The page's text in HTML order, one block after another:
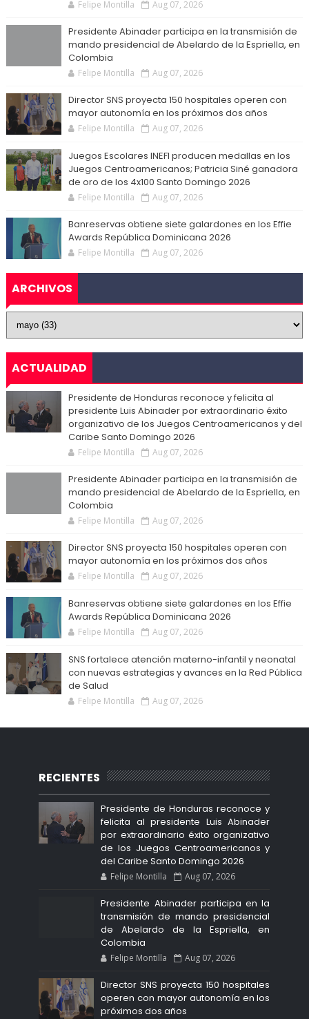
Felipe Montilla Aug 07, 2026
Presidente Abinader participa en la transmisión de
mando presidencial de Abelardo de la Espriella, en
Colombia
Felipe Montilla Aug 07, 2026
Director SNS proyecta 150 hospitales operen con
mayor autonomía en los próximos dos años
Felipe Montilla Aug 07, 2026
Juegos Escolares INEFI producen medallas en los
Juegos Centroamericanos; Patricia Siné ganadora
de oro de los 4x100 Santo Domingo 2026
Felipe Montilla Aug 07, 2026
Banreservas obtiene siete galardones en los Effie
Awards República Dominicana 2026
Felipe Montilla Aug 07, 2026
ARCHIVOS
ACTUALIDAD
Presidente de Honduras reconoce y felicita al
presidente Luis Abinader por extraordinario éxito
organizativo de los Juegos Centroamericanos y del
Caribe Santo Domingo 2026
Felipe Montilla Aug 07, 2026
Presidente Abinader participa en la transmisión de
mando presidencial de Abelardo de la Espriella, en
Colombia
Felipe Montilla Aug 07, 2026
Director SNS proyecta 150 hospitales operen con
mayor autonomía en los próximos dos años
Felipe Montilla Aug 07, 2026
Banreservas obtiene siete galardones en los Effie
Awards República Dominicana 2026
Felipe Montilla Aug 07, 2026
SNS fortalece atención materno-infantil y neonatal
con nuevas estrategias y avances en la Red Pública
de Salud
Felipe Montilla Aug 07, 2026
RECIENTES
Presidente de Honduras reconoce y
felicita al presidente Luis Abinader
por extraordinario éxito organizativo
de los Juegos Centroamericanos y
del Caribe Santo Domingo 2026
Felipe Montilla Aug 07, 2026
Presidente Abinader participa en la
transmisión de mando presidencial
de Abelardo de la Espriella, en
Colombia
Felipe Montilla Aug 07, 2026
Director SNS proyecta 150 hospitales
operen con mayor autonomía en los
próximos dos años